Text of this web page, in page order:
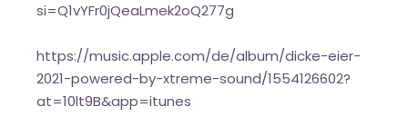
si=Q1vYFr0jQeaLmek2oQ277g
https://music.apple.com/de/album/dicke-eier-
2021-powered-by-xtreme-sound/1554126602?
at=10lt9B&app=itunes